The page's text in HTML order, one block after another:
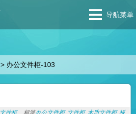
导航菜单
> 办公文件柜-103
文件柜 标签办公文件柜 文件柜 木质文件柜 板